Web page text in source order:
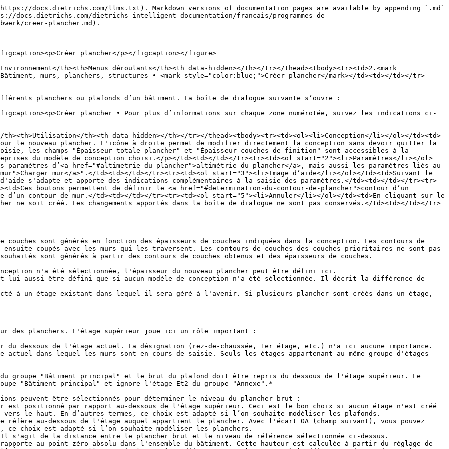
docs.dietrichs.com/llms.txt). Markdown versions of documentation pages are available by appending `.md`
docs.dietrichs.com/dietrichs-intelligent-documentation/francais/programmes-de-
creer-plancher.md).
plancher</p></figcaption></figure>
th><th>Menus déroulants</th><th data-hidden></th></tr></thead><tbody><tr><td>2.<mark
murs, planchers, structures • <mark style="color:blue;">Créer plancher</mark></td><td></td></tr>
planchers ou plafonds d’un bâtiment. La boîte de dialogue suivante s’ouvre :
plancher • Pour plus d’informations sur chaque zone numérotée, suivez les indications ci-
th><th data-hidden></th></tr></thead><tbody><tr><td><ol><li>Conception</li></ol></td><td>
le nouveau plancher. L'icône à droite permet de modifier directement la conception sans devoir quitter la
les champs "Épaisseur totale plancher" et "Épaisseur couches de finition" sont accessibles à la
du modèle de conception choisi.</p></td><td></td></tr><tr><td><ol start="2"><li>Paramètres</li></ol>
paramètres d’<a href="#altimetrie-du-plancher">altimétrie du plancher</a>, mais aussi les paramètres liés au
mur</a>".</td><td></td></tr><tr><td><ol start="3"><li>Image d’aide</li></ol></td><td>Suivant le
s'adapte et apporte des indications complémentaires à la saisie des paramètres.</td><td></td></tr><tr>
boutons permettent de définir le <a href="#determination-du-contour-de-plancher">contour d’un
d’un contour de mur.</td><td></td></tr><tr><td><ol start="5"><li>Annuler</li></ol></td><td>En cliquant sur le
ne soit créé. Les changements apportés dans la boîte de dialogue ne sont pas conservés.</td><td></td></tr>
sont générés en fonction des épaisseurs de couches indiquées dans la conception. Les contours de
coupés avec les murs qui les traversent. Les contours de couches des couches prioritaires ne sont pas
sont générés à partir des contours de couches obtenus et des épaisseurs de couches.
n'a été sélectionnée, l'épaisseur du nouveau plancher peut être défini ici.
lui aussi être défini que si aucun modèle de conception n'a été sélectionnée. Il décrit la différence de
à un étage existant dans lequel il sera géré à l'avenir. Si plusieurs plancher sont créés dans un étage,
des planchers. L'étage supérieur joue ici un rôle important :
du dessous de l'étage actuel. La désignation (rez-de-chaussée, 1er étage, etc.) n'a ici aucune importance.
dans lequel les murs sont en cours de saisie. Seuls les étages appartenant au même groupe d'étages
du groupe "Bâtiment principal" et le brut du plafond doit être repris du dessous de l'étage supérieur. Le
"Bâtiment principal" et ignore l'étage Et2 du groupe "Annexe".*
peuvent être sélectionnés pour déterminer le niveau du plancher brut :
le haut. En d’autres termes, ce choix est adapté si l’on souhaite modéliser les plafonds.
choix est adapté si l’on souhaite modéliser les planchers.
s'agit de la distance entre le plancher brut et le niveau de référence sélectionnée ci-dessus.
au point zéro absolu dans l'ensemble du bâtiment. Cette hauteur est calculée à partir du réglage de